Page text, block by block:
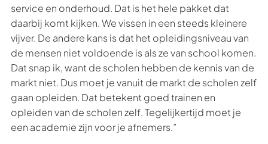
service en onderhoud. Dat is het hele pakket dat
daarbij komt kijken. We vissen in een steeds kleinere
vijver. De andere kans is dat het opleidingsniveau van
de mensen niet voldoende is als ze van school komen.
Dat snap ik, want de scholen hebben de kennis van de
markt niet. Dus moet je vanuit de markt de scholen zelf
gaan opleiden. Dat betekent goed trainen en
opleiden van de scholen zelf. Tegelijkertijd moet je
een academie zijn voor je afnemers.”